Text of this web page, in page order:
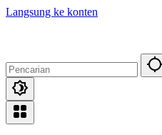
Langsung ke konten